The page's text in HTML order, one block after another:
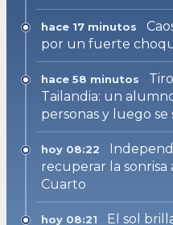
hace 17 minutos
por un fuerte
hace 58 minutos
Tailandia: un
personas y luego se
hoy 08:22
recuperar la
Cuarto
hoy 08:21
El sol